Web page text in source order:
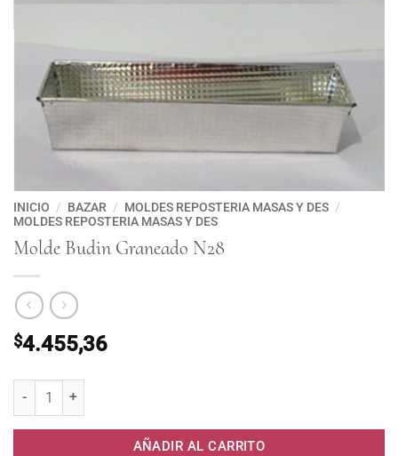
INICIO / BAZAR / MOLDES REPOSTERIA MASAS Y DES /
MOLDES REPOSTERIA MASAS Y DES
Molde Budin Graneado N28
$4.455,36
AÑADIR AL CARRITO